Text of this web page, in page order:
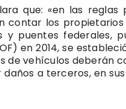
que: «en las
contar los
y puentes federales,
en 2014, se
de vehículos deberán
daños a terceros, en